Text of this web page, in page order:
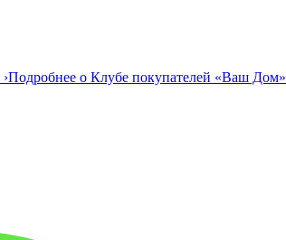
›Подробнее о Клубе покупателей «Ваш Дом»